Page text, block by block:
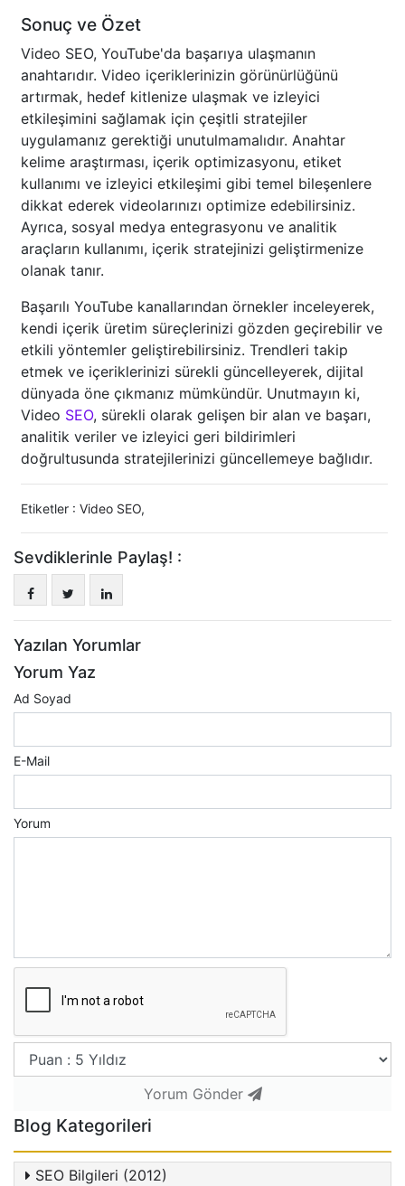
Sonuç ve Özet
Video SEO, YouTube'da başarıya ulaşmanın
anahtarıdır. Video içeriklerinizin görünürlüğünü
artırmak, hedef kitlenize ulaşmak ve izleyici
etkileşimini sağlamak için çeşitli stratejiler
uygulamanız gerektiği unutulmamalıdır. Anahtar
kelime araştırması, içerik optimizasyonu, etiket
kullanımı ve izleyici etkileşimi gibi temel bileşenlere
dikkat ederek videolarınızı optimize edebilirsiniz.
Ayrıca, sosyal medya entegrasyonu ve analitik
araçların kullanımı, içerik stratejinizi geliştirmenize
olanak tanır.
Başarılı YouTube kanallarından örnekler inceleyerek,
kendi içerik üretim süreçlerinizi gözden geçirebilir ve
etkili yöntemler geliştirebilirsiniz. Trendleri takip
etmek ve içeriklerinizi sürekli güncelleyerek, dijital
dünyada öne çıkmanız mümkündür. Unutmayın ki,
Video SEO, sürekli olarak gelişen bir alan ve başarı,
analitik veriler ve izleyici geri bildirimleri
doğrultusunda stratejilerinizi güncellemeye bağlıdır.
Etiketler : Video SEO,
Sevdiklerinle Paylaş! :
Yazılan Yorumlar
Yorum Yaz
Ad Soyad
E-Mail
Yorum
Yorum Gönder
Blog Kategorileri
SEO Bilgileri (2012)